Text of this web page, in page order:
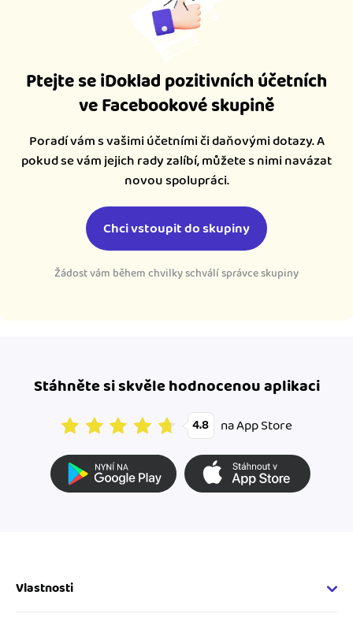
Ptejte se iDoklad pozitivních účetních
ve Facebookové skupině
Poradí vám s vašimi účetními či daňovými dotazy. A
pokud se vám jejich rady zalíbí, můžete s nimi navázat
novou spolupráci.
Chci vstoupit do skupiny
Žádost vám během chvilky schválí správce skupiny
Stáhněte si skvěle hodnocenou aplikaci
4.8 na App Store
Vlastnosti
Fakturační vlastnosti